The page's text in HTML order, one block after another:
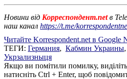
Новини від Корреспондент.netв
наш канал https://t.me/
Читайте Korrespondent.net в Google
ТЕГИ: Германия, Кабмин Украины,
Укрзализныця
Якщо ви помітили помилку, виділіть
натисніть Ctrl + Enter, щоб